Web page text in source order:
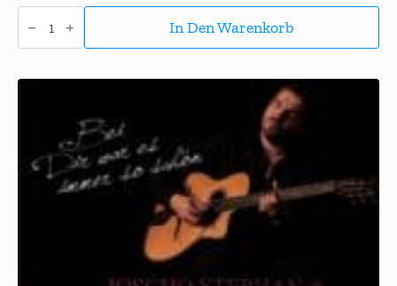
3er
CD-
&
In Den Warenkorb